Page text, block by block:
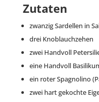
Zutaten
zwanzig Sardellen in
drei Knoblauchzehen
zwei Handvoll
eine Handvoll
ein roter Spagnolino
zwei hart gekochte